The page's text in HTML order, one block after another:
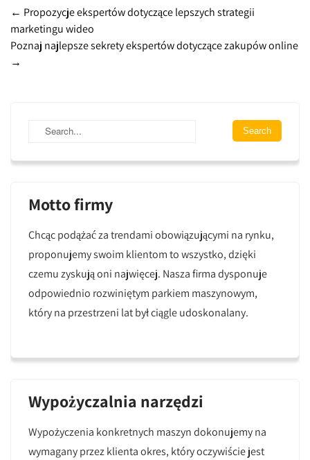
Post
navigation
← Propozycje ekspertów dotyczące lepszych strategii
marketingu wideo
Poznaj najlepsze sekrety ekspertów dotyczące zakupów online
→
Motto firmy
Chcąc podążać za trendami obowiązującymi na rynku,
proponujemy swoim klientom to wszystko, dzięki
czemu zyskują oni najwięcej. Nasza firma dysponuje
odpowiednio rozwiniętym parkiem maszynowym,
który na przestrzeni lat był ciągle udoskonalany.
Wypożyczalnia narzędzi
Wypożyczenia konkretnych maszyn dokonujemy na
wymagany przez klienta okres, który oczywiście jest